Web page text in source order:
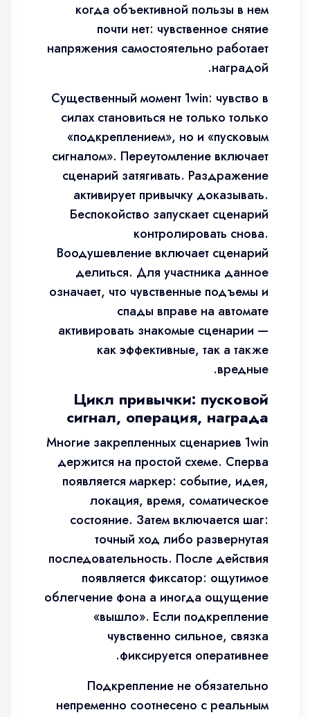
когда объективной пользы в нем
почти нет: чувственное снятие
напряжения самостоятельно работает
наградой.
Существенный момент 1win: чувство в
силах становиться не только только
«подкреплением», но и «пусковым
сигналом». Переутомление включает
сценарий затягивать. Раздражение
активирует привычку доказывать.
Беспокойство запускает сценарий
контролировать снова.
Воодушевление включает сценарий
делиться. Для участника данное
означает, что чувственные подъемы и
спады вправе на автомате
активировать знакомые сценарии —
как эффективные, так а также
вредные.
Цикл привычки: пусковой
сигнал, операция, награда
Многие закрепленных сценариев 1win
держится на простой схеме. Сперва
появляется маркер: событие, идея,
локация, время, соматическое
состояние. Затем включается шаг:
точный ход либо развернутая
последовательность. После действия
появляется фиксатор: ощутимое
облегчение фона а иногда ощущение
«вышло». Если подкрепление
чувственно сильное, связка
фиксируется оперативнее.
Подкрепление не обязательно
непременно соотнесено с реальным